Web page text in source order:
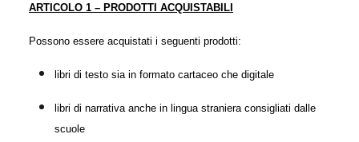
ARTICOLO 1 – PRODOTTI ACQUISTABILI
Possono essere acquistati i seguenti prodotti:
libri di testo sia in formato cartaceo che digitale
libri di narrativa anche in lingua straniera consigliati dalle
scuole